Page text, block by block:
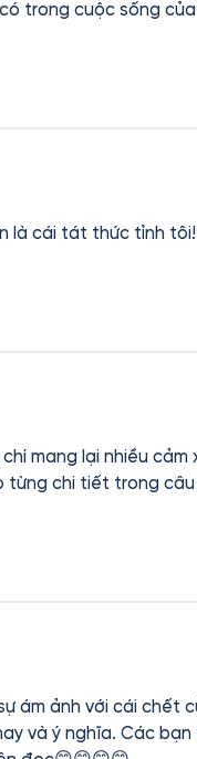
trong cuộc sống
là cái tát thức tỉnh
mang lại nhiều
chi tiết trong
ám ảnh với cái chết
và ý nghĩa. Các